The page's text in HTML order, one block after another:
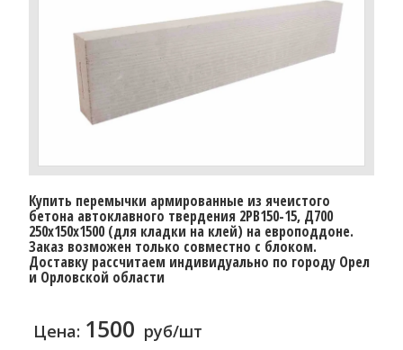
Купить перемычки армированные из ячеистого
бетона автоклавного твердения 2PB150-15, Д700
250х150х1500 (для кладки на клей) на европоддоне.
Заказ возможен только совместно с блоком.
Доставку расcчитаем индивидуально по городу Орел
и Орловской области
Цена: 1500 руб/шт